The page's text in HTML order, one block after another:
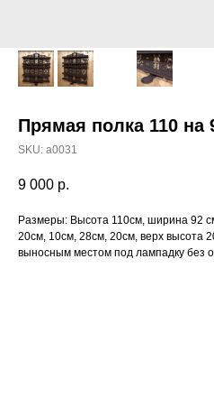
Прямая полка 110 на
SKU: а0031
9 000 р.
Размеры: Высота 110см, ширина 92
20см, 10см, 28см, 20см, верх высота
выносным местом под лампадку без